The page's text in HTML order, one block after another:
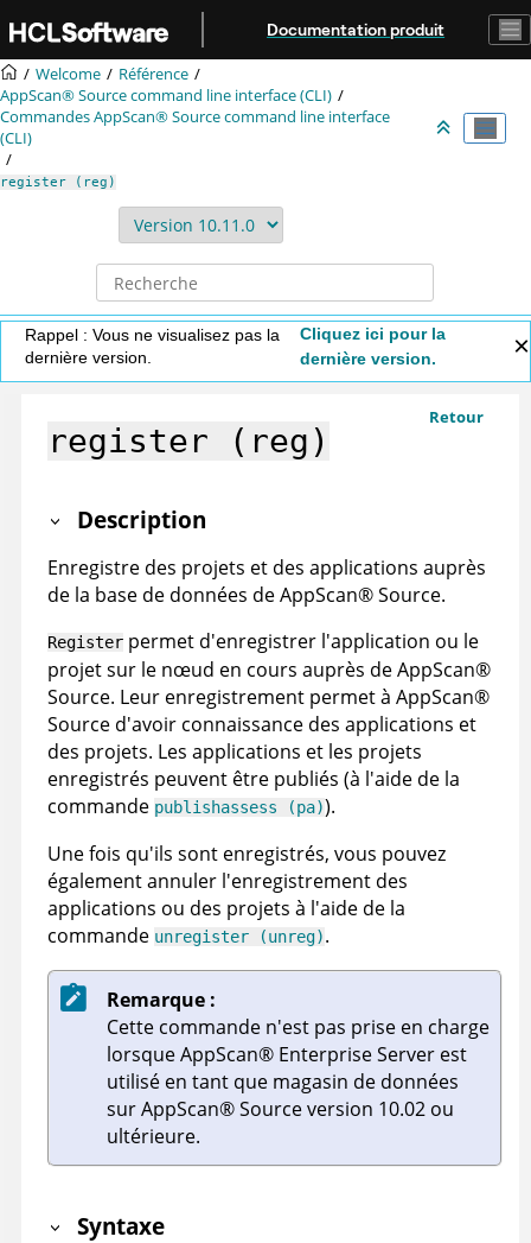
Aller au contenu principal
Documentation produit
Welcome
Référence
AppScan® Source command line interface (CLI)
CommandesAppScan® Source command line interface
(CLI)
register (reg)
Rappel : Vous ne visualisez pas la
dernière version.
Cliquez ici pour la
dernière version.
Retour
register (reg)
Description
Enregistre des projets et des applications auprès
de la base de données deAppScan®Source.
Register permet d'enregistrer l'application ou le
projet sur le nœud en cours auprès deAppScan®
Source. Leur enregistrement permet à AppScan®
Source d'avoir connaissance des applications et
des projets. Les applications et les projets
enregistrés peuvent être publiés (à l'aide de la
commande publishassess (pa)).
Une fois qu'ils sont enregistrés, vous pouvez
également annuler l'enregistrement des
applications ou des projets à l'aide de la
commande unregister (unreg).
Remarque :
Cette commande n'est pas prise en charge
lorsqueAppScan® Enterprise Server est
utilisé en tant que magasin de données
surAppScan®Sourceversion 10.02 ou
ultérieure.
Syntaxe